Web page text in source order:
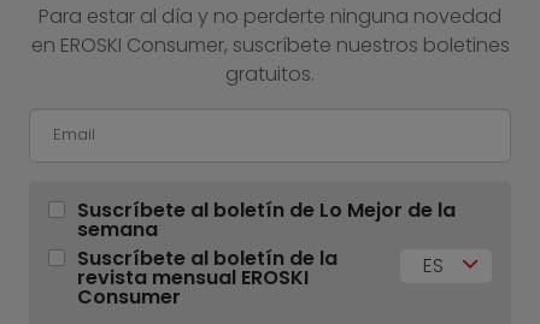
Para estar al día y no perderte ninguna novedad
en EROSKI Consumer, suscríbete nuestros boletines
gratuitos.
Suscríbete al boletín de Lo Mejor de la
semana
Suscríbete al boletín de la
revista mensual EROSKI
Consumer
ES